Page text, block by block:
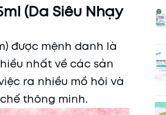
(Da Siêu Nhạy
được mệnh danh là
nhất về các sản
ra nhiều mồ hôi và
thông minh.